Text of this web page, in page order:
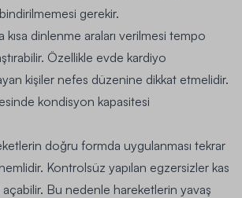
gerekir.
kısa dinlenme araları verilmesi tempo
Özellikle evde kardiyo
kişiler nefes düzenine dikkat etmelidir.
kondisyon kapasitesi
doğru formda uygulanması tekrar
Kontrolsüz yapılan egzersizler kas
açabilir. Bu nedenle hareketlerin yavaş